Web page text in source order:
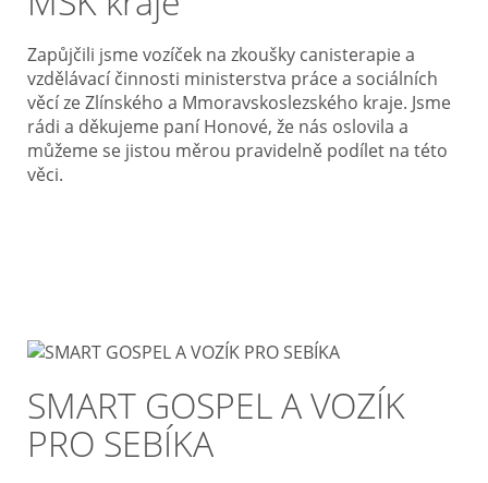
Zapůjčili jsme vozíček na zkoušky canisterapie a
vzdělávací činnosti ministerstva práce a sociálních
věcí ze Zlínského a Mmoravskoslezského kraje. Jsme
rádi a děkujeme paní Honové, že nás oslovila a
můžeme se jistou měrou pravidelně podílet na této
věci.
SMART GOSPEL A VOZÍK
PRO SEBÍKA